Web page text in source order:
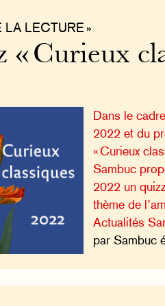
LA LECTURE »
« Curieux
Dans le
2022 et du
« Curieux
Sambuc
2022 un
thème de
Actualités
par Sambuc